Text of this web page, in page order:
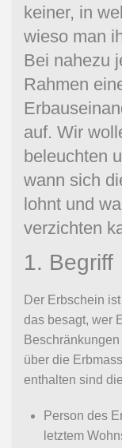
keiner, in
wieso man
Bei nahezu
Rahmen
auf. Wir
beleuchten
wann sich
lohnt und
verzichten
1. Begriff
Der Erbschein
das besagt, wer
über die
enthalten sind
Person des
letztem